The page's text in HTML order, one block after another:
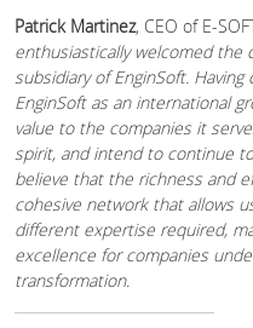
Patrick Martinez, CEO of E-
enthusiastically welcomed
subsidiary of EnginSoft.
EnginSoft as an international
value to the companies it
spirit, and intend to continue
believe that the richness and
cohesive network that allows
different expertise required,
excellence for companies
transformation.